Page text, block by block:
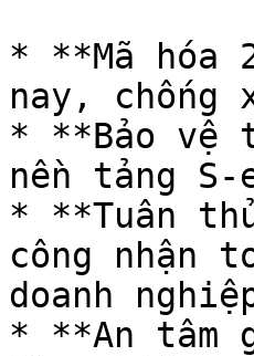
* **Mã hóa
nay, chống
* **Bảo vệ
nền tảng S-
* **Tuân
công nhận
doanh
* **An tâm